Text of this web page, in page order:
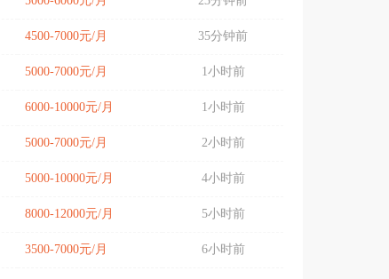
4500-7000元/月 35分钟前
5000-7000元/月 1小时前
6000-10000元/月 1小时前
5000-7000元/月 2小时前
5000-10000元/月 4小时前
8000-12000元/月 5小时前
3500-7000元/月 6小时前